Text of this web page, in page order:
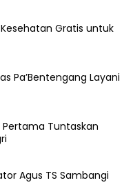
Gratis untuk
Pa’Bentengang Layani
Pertama Tuntaskan
Agus TS Sambangi